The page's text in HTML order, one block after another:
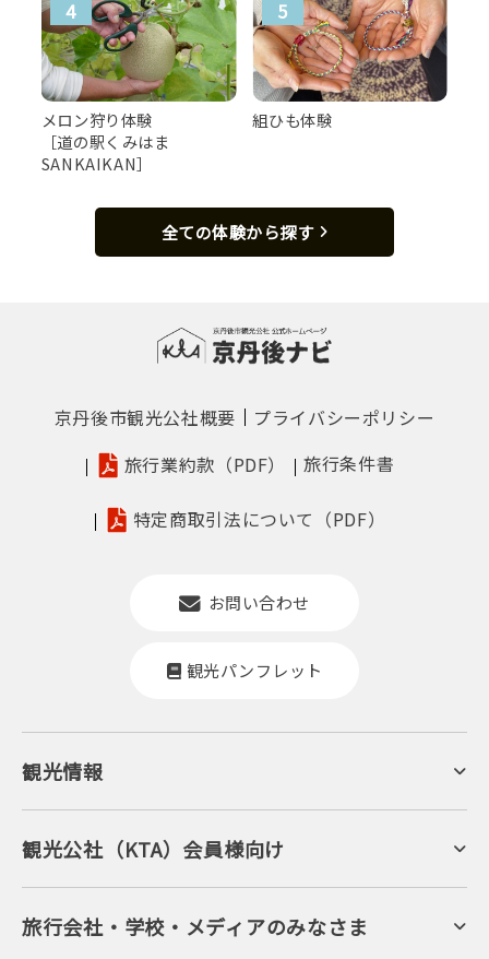
メロン狩り体験
［道の駅くみはま
SANKAIKAN］
組ひも体験
全ての体験から探す
京丹後市観光公社概要
プライバシーポリシー
旅行業約款（PDF）
旅行条件書
特定商取引法について（PDF）
お問い合わせ
観光パンフレット
観光情報
京丹後について
ジオパークの絶景
キャンプ・グランピング
自然景観
旬の食
フルーツ
美術館・資料館
観光公社（KTA）会員様向け
KTA会員コミュニティ
会員向けサービス
KTAニュースレター
会員加入・会員情報（会員規程）
旅行会社・学校・メディアのみなさま
プレスリリース